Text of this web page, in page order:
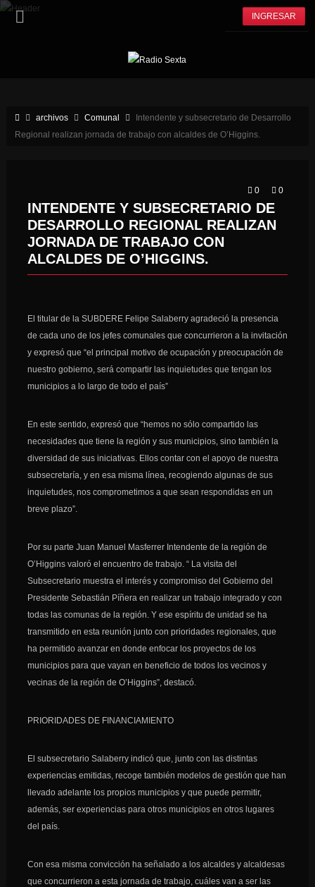
INGRESAR
archivos Comunal
Intendente y subsecretario de Desarrollo
Regional realizan jornada de trabajo con alcaldes de O’Higgins.
0 0
INTENDENTE Y SUBSECRETARIO DE
DESARROLLO REGIONAL REALIZAN
JORNADA DE TRABAJO CON
ALCALDES DE O’HIGGINS.
El titular de la SUBDERE Felipe Salaberry agradeció la presencia
de cada uno de los jefes comunales que concurrieron a la invitación
y expresó que “el principal motivo de ocupación y preocupación de
nuestro gobierno, será compartir las inquietudes que tengan los
municipios a lo largo de todo el país”
En este sentido, expresó que “hemos no sólo compartido las
necesidades que tiene la región y sus municipios, sino también la
diversidad de sus iniciativas. Ellos contar con el apoyo de nuestra
subsecretaría, y en esa misma línea, recogiendo algunas de sus
inquietudes, nos comprometimos a que sean respondidas en un
breve plazo”.
Por su parte Juan Manuel Masferrer Intendente de la región de
O’Higgins valoró el encuentro de trabajo. “ La visita del
Subsecretario muestra el interés y compromiso del Gobierno del
Presidente Sebastián Píñera en realizar un trabajo integrado y con
todas las comunas de la región. Y ese espíritu de unidad se ha
transmitido en esta reunión junto con prioridades regionales, que
ha permitido avanzar en donde enfocar los proyectos de los
municipios para que vayan en beneficio de todos los vecinos y
vecinas de la región de O’Higgins”, destacó.
PRIORIDADES DE FINANCIAMIENTO
El subsecretario Salaberry indicó que, junto con las distintas
experiencias emitidas, recoge también modelos de gestión que han
llevado adelante los propios municipios y que puede permitir,
además, ser experiencias para otros municipios en otros lugares
del país.
Con esa misma convicción ha señalado a los alcaldes y alcaldesas
que concurrieron a esta jornada de trabajo, cuáles van a ser las